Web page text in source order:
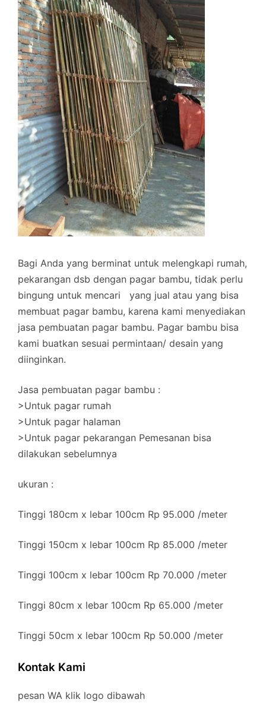
Bagi Anda yang berminat untuk melengkapi rumah,
pekarangan dsb dengan pagar bambu, tidak perlu
bingung untuk mencari yang jual atau yang bisa
membuat pagar bambu, karena kami menyediakan
jasa pembuatan pagar bambu. Pagar bambu bisa
kami buatkan sesuai permintaan/ desain yang
diinginkan.
Jasa pembuatan pagar bambu :
>Untuk pagar rumah
>Untuk pagar halaman
>Untuk pagar pekarangan Pemesanan bisa
dilakukan sebelumnya
ukuran :
Tinggi 180cm x lebar 100cm Rp 95.000 /meter
Tinggi 150cm x lebar 100cm Rp 85.000 /meter
Tinggi 100cm x lebar 100cm Rp 70.000 /meter
Tinggi 80cm x lebar 100cm Rp 65.000 /meter
Tinggi 50cm x lebar 100cm Rp 50.000 /meter
Kontak Kami
pesan WA klik logo dibawah